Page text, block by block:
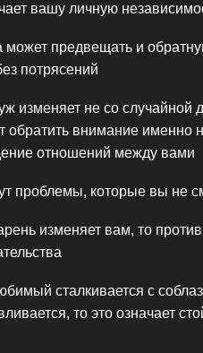
вашу личную
может предвещать и
потрясений
изменяет не со случайной
обратить внимание именно
отношений между вами
проблемы, которые вы не
изменяет вам, то
сталкивается с
то это означает